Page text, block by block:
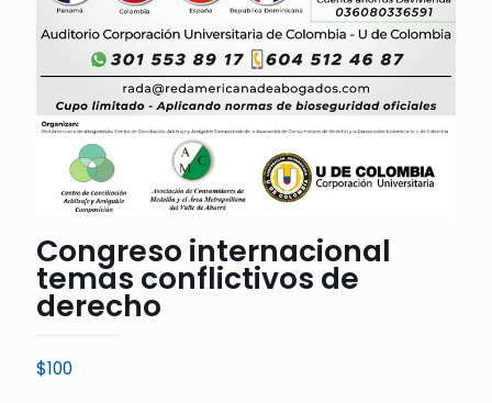
Congreso internacional
temas conflictivos de
derecho
$100